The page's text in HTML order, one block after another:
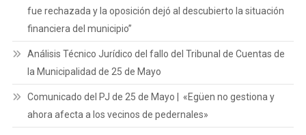
fue rechazada y la oposición dejó al descubierto la situación
financiera del municipio”
Análisis Técnico Jurídico del fallo del Tribunal de Cuentas de
la Municipalidad de 25 de Mayo
Comunicado del PJ de 25 de Mayo | «Egüen no gestiona y
ahora afecta a los vecinos de pedernales»